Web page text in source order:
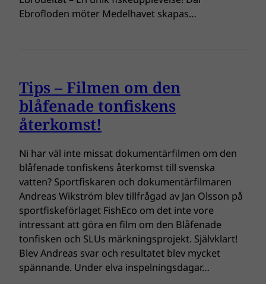
Ebrofloden möter Medelhavet skapas…
Tips – Filmen om den
blåfenade tonfiskens
återkomst!
Ni har väl inte missat dokumentärfilmen om den
blåfenade tonfiskens återkomst till svenska
vatten? Sportfiskaren och dokumentärfilmaren
Andreas Wikström blev tillfrågad av Jan Olsson på
sportfiskeförlaget FishEco om det inte vore
intressant att göra en film om den Blåfenade
tonfisken och SLUs märkningsprojekt. Självklart!
Blev Andreas svar och resultatet blev mycket
spännande. Under elva inspelningsdagar…